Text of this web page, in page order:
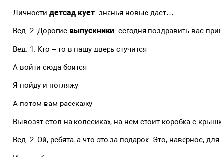
Личностидетсад кует. знанья новые дает…
Вед. 2. Дорогие выпускники. сегодня поздравить вас
Вед. 1 . Кто – то в нашу дверь стучится
А войти сюда боится
Я пойду и погляжу
А потом вам расскажу
Вывозят стол на колесиках, на нем стоит коробка с
Вед. 2. Ой, ребята, а что это за подарок. Это, наверное,